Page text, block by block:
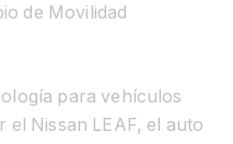
de Movilidad
para vehículos
Nissan LEAF, el auto